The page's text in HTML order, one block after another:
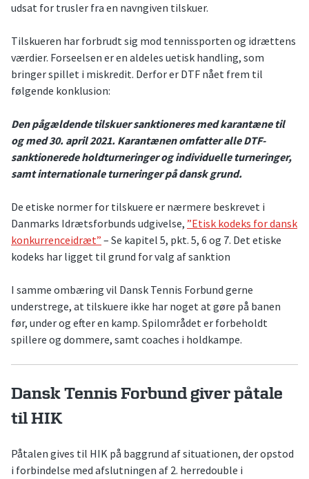
udsat for trusler fra en navngiven tilskuer.
Tilskueren har forbrudt sig mod tennissporten og idrættens
værdier. Forseelsen er en aldeles uetisk handling, som
bringer spillet i miskredit. Derfor er DTF nået frem til
følgende konklusion:
Den pågældende tilskuer sanktioneres med karantæne til
og med 30. april 2021. Karantænen omfatter alle DTF-
sanktionerede holdturneringer og individuelle turneringer,
samt internationale turneringer på dansk grund.
De etiske normer for tilskuere er nærmere beskrevet i
Danmarks Idrætsforbunds udgivelse, ”Etisk kodeks for dansk
konkurrenceidræt” – Se kapitel 5, pkt. 5, 6 og 7. Det etiske
kodeks har ligget til grund for valg af sanktion
I samme ombæring vil Dansk Tennis Forbund gerne
understrege, at tilskuere ikke har noget at gøre på banen
før, under og efter en kamp. Spilområdet er forbeholdt
spillere og dommere, samt coaches i holdkampe.
Dansk Tennis Forbund giver påtale
til HIK
Påtalen gives til HIK på baggrund af situationen, der opstod
i forbindelse med afslutningen af 2. herredouble i